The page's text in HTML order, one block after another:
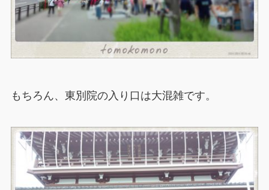
もちろん、東別院の入り口は大混雑です。